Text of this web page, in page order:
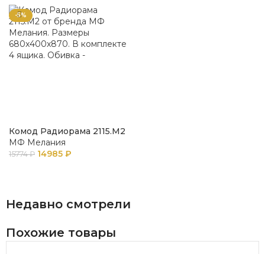
-5%
Комод Радиорама 2115.М2
МФ Мелания
15774₽ 14985 ₽
Недавно смотрели
Похожие товары